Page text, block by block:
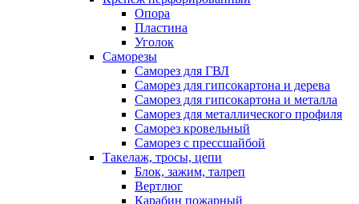
Опора
Пластина
Уголок
Саморезы
Саморез для ГВЛ
Саморез для гипсокартона и дерева
Саморез для гипсокартона и металла
Саморез для металлического профиля
Саморез кровельный
Саморез с прессшайбой
Такелаж, тросы, цепи
Блок, зажим, талреп
Вертлюг
Карабин пожарный